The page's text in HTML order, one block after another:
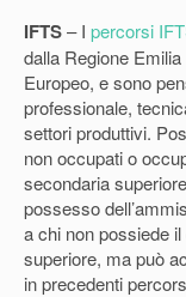
IFTS– I percorsi
dalla Regione
Europeo, e sono
professionale,
settori produttivi.
non occupati o
secondaria
possesso
a chi non possiede
superiore, ma può
in precedenti